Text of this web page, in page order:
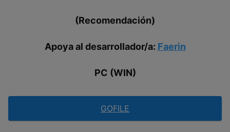
(Recomendación)
Apoya al desarrollador/a: Faerin
PC (WIN)
GOFILE